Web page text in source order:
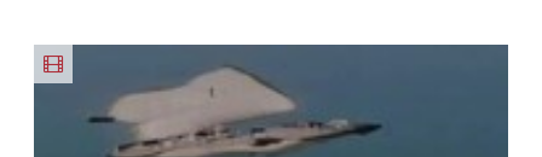
قسطی
رایگان+پرداخت
اقساطی😍
اقساطی 💳
📍 تهران
بخرش!🔥
همین الان
سفارش بده